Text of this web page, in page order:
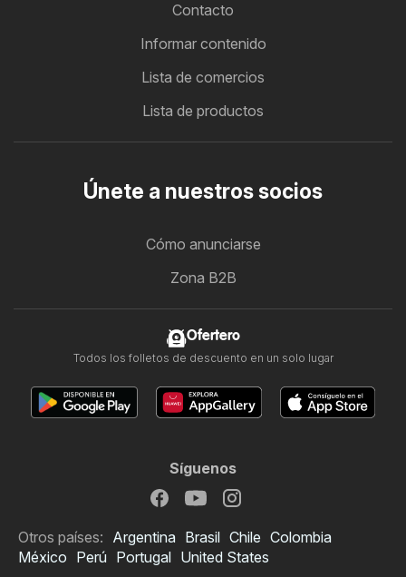
Contacto
Informar contenido
Lista de comercios
Lista de productos
Únete a nuestros socios
Cómo anunciarse
Zona B2B
Ofertero
Todos los folletos de descuento en un solo lugar
Síguenos
Otros países: Argentina Brasil Chile Colombia
México Perú Portugal United States